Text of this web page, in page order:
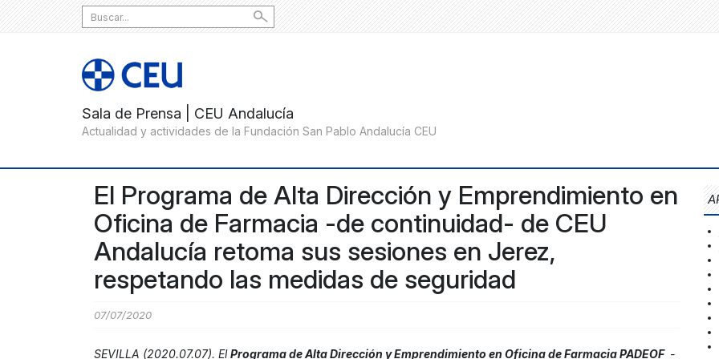
Search
for:
El Programa de Alta Dirección y Emprendimiento en
Oficina de Farmacia -de continuidad- de CEU
Andalucía retoma sus sesiones en Jerez,
respetando las medidas de seguridad
07/07/2020
SEVILLA (2020.07.07). ElPrograma de Alta Dirección y Emprendimiento en Oficina de Farmacia PADEOF -